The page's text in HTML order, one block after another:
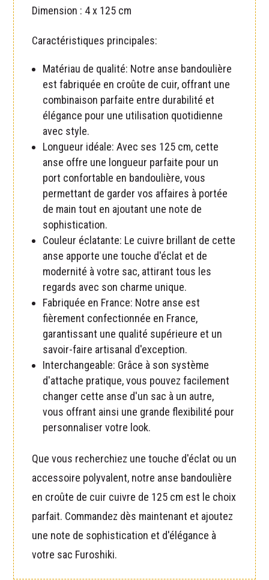
Dimension : 4 x 125 cm
Caractéristiques principales:
Matériau de qualité: Notre anse bandoulière
est fabriquée en croûte de cuir, offrant une
combinaison parfaite entre durabilité et
élégance pour une utilisation quotidienne
avec style.
Longueur idéale: Avec ses 125 cm, cette
anse offre une longueur parfaite pour un
port confortable en bandoulière, vous
permettant de garder vos affaires à portée
de main tout en ajoutant une note de
sophistication.
Couleur éclatante: Le cuivre brillant de cette
anse apporte une touche d'éclat et de
modernité à votre sac, attirant tous les
regards avec son charme unique.
Fabriquée en France: Notre anse est
fièrement confectionnée en France,
garantissant une qualité supérieure et un
savoir-faire artisanal d'exception.
Interchangeable: Grâce à son système
d'attache pratique, vous pouvez facilement
changer cette anse d'un sac à un autre,
vous offrant ainsi une grande flexibilité pour
personnaliser votre look.
Que vous recherchiez une touche d'éclat ou un
accessoire polyvalent, notre anse bandoulière
en croûte de cuir cuivre de 125 cm est le choix
parfait. Commandez dès maintenant et ajoutez
une note de sophistication et d'élégance à
votre sac Furoshiki.